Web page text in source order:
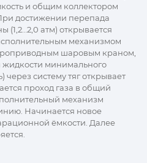
и общим коллектором
достижении перепада
(1,2…2,0 атм) открывается
механизмом
шаровым краном,
минимального
через систему тяг открывает
проход газа в общий
механизм
Начинается новое
ёмкости. Далее